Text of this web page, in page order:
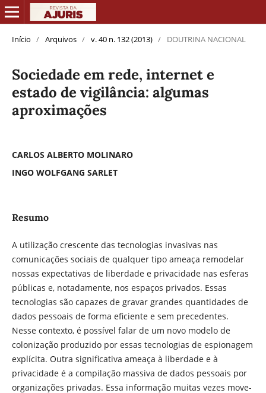
Início / Arquivos / v. 40 n. 132 (2013) / DOUTRINA NACIONAL
Sociedade em rede, internet e
estado de vigilância: algumas
aproximações
CARLOS ALBERTO MOLINARO
INGO WOLFGANG SARLET
Resumo
A utilização crescente das tecnologias invasivas nas
comunicações sociais de qualquer tipo ameaça remodelar
nossas expectativas de liberdade e privacidade nas esferas
públicas e, notadamente, nos espaços privados. Essas
tecnologias são capazes de gravar grandes quantidades de
dados pessoais de forma eficiente e sem precedentes.
Nesse contexto, é possível falar de um novo modelo de
colonização produzido por essas tecnologias de espionagem
explícita. Outra significativa ameaça à liberdade e à
privacidade é a compilação massiva de dados pessoais por
organizações privadas. Essa informação muitas vezes move-